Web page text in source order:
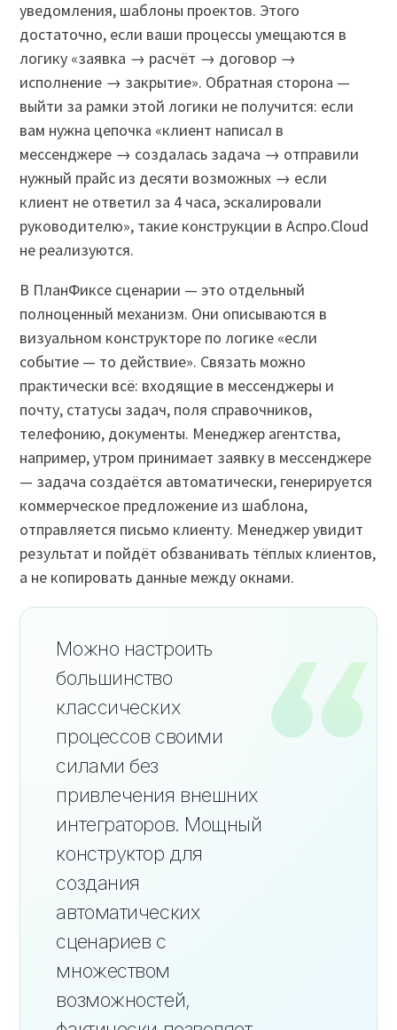
уведомления, шаблоны проектов. Этого
достаточно, если ваши процессы умещаются в
логику «заявка → расчёт → договор →
исполнение → закрытие». Обратная сторона —
выйти за рамки этой логики не получится: если
вам нужна цепочка «клиент написал в
мессенджере → создалась задача → отправили
нужный прайс из десяти возможных → если
клиент не ответил за 4 часа, эскалировали
руководителю», такие конструкции в Аспро.Cloud
не реализуются.
В ПланФиксе сценарии — это отдельный
полноценный механизм. Они описываются в
визуальном конструкторе по логике «если
событие — то действие». Связать можно
практически всё: входящие в мессенджеры и
почту, статусы задач, поля справочников,
телефонию, документы. Менеджер агентства,
например, утром принимает заявку в мессенджере
— задача создаётся автоматически, генерируется
коммерческое предложение из шаблона,
отправляется письмо клиенту. Менеджер увидит
результат и пойдёт обзванивать тёплых клиентов,
а не копировать данные между окнами.
Можно настроить
большинство
классических
процессов своими
силами без
привлечения внешних
интеграторов. Мощный
конструктор для
создания
автоматических
сценариев с
множеством
возможностей,